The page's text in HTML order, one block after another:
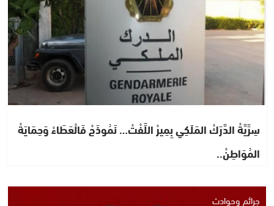
سِرِّيَّةْ الدَّرَكْ المَلَكِي بِمِيرْ اللِّفْتْ… نَمُوذَجْ فَالْعَطَاءْ وَحِمَايَةْ
المُوَاطِنْ..
جرائم وحوادث